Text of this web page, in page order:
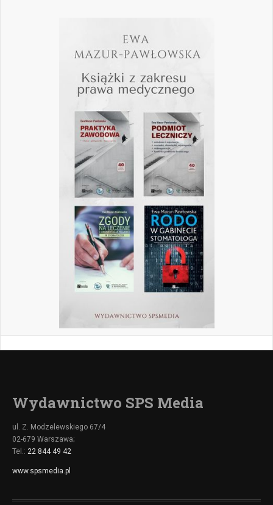
Wydawnictwo SPS Media
ul. Z. Modzelewskiego 67/4
02-679 Warszawa;
Tel.: 22 844 49 42
www.spsmedia.pl